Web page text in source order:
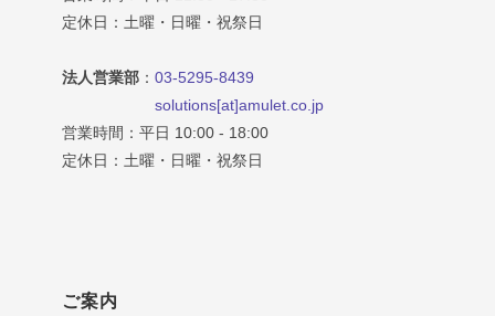
定休日：土曜・日曜・祝祭日
法人営業部 ： 03-5295-8439
solutions[at]amulet.co.jp
営業時間：平日 10:00 - 18:00
定休日：土曜・日曜・祝祭日
ご案内